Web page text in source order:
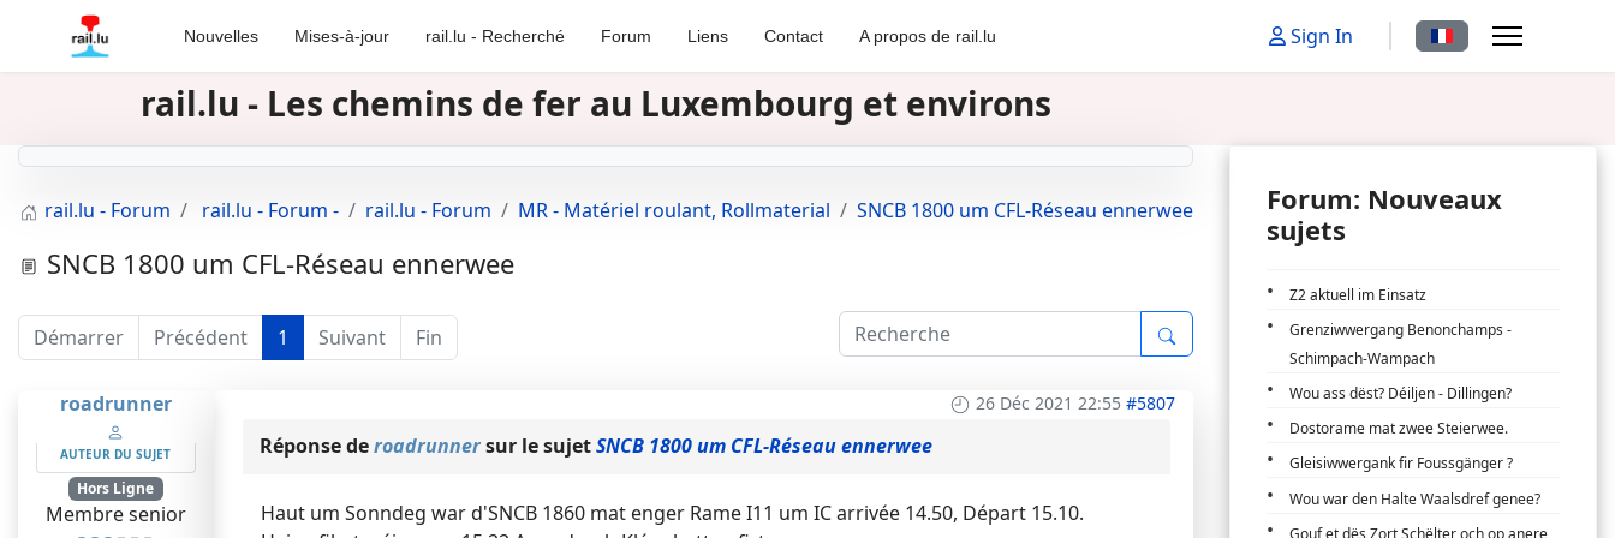
Nouvelles Mises-à-jour rail.lu - Recherché Forum Liens Contact A propos de rail.lu Sign In Sélectionnez votre
rail.lu - Les chemins de fer au Luxembourg et environs
rail.lu - Forum rail.lu - Forum - rail.lu - Forum MR - Matériel roulant, Rollmaterial SNCB 1800 um CFL-Réseau ennerwee
SNCB 1800 um CFL-Réseau ennerwee
Démarrer Précédent 1 Suivant Fin
roadrunner
AUTEUR DU SUJET
Hors Ligne
Membre senior
26 Déc 2021 22:55 #5807
Réponse deroadrunnersur le sujetSNCB 1800 um CFL-Réseau ennerwee
Haut um Sonndeg war d'SNCB 1860 mat enger Rame I11 um IC arrivée 14.50, Départ 15.10.
Forum: Nouveaux
sujets
Z2 aktuell im Einsatz
Grenziwwergang Benonchamps -
Schimpach-Wampach
Wou ass dëst? Déiljen - Dillingen?
Dostorame mat zwee Steierwee.
Gleisiwwergank fir Foussgänger ?
Wou war den Halte Waalsdref genee?
Gouf et dës Zort Schëlter och op anere